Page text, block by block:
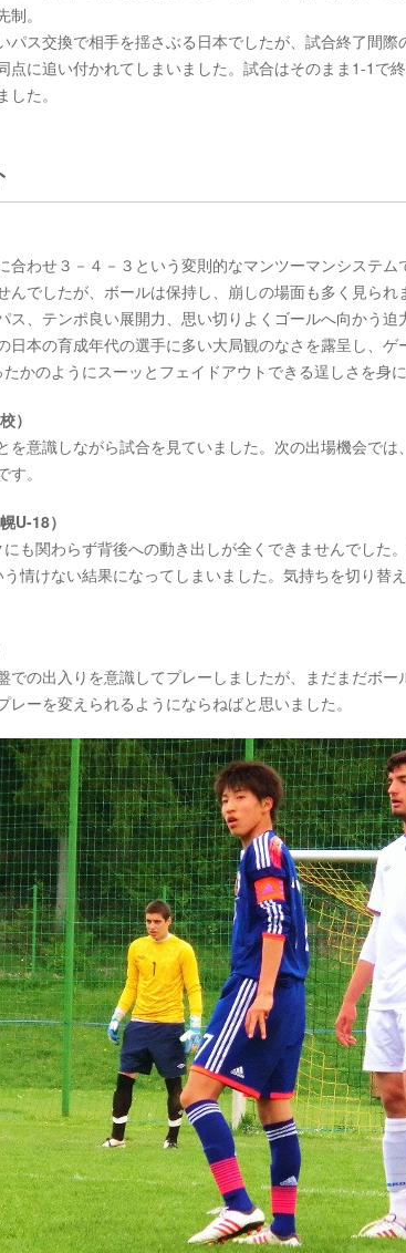
。
パス交換で相手を揺さぶる日本でしたが、試合終了間
点に追い付かれてしまいました。試合はそのまま1-1で
た。
合わせ３－４－３という変則的なマンツーマンシステ
んでしたが、ボールは保持し、崩しの場面も多く見ら
ス、テンポ良い展開力、思い切りよくゴールへ向かう
日本の育成年代の選手に多い大局観のなさを露呈し、
かのようにスーッとフェイドアウトできる逞しさを身
）
を意識しながら試合を見ていました。次の出場機会で
。
U-18）
も関わらず背後への動き出しが全くできませんでした
情けない結果になってしまいました。気持ちを切り替
での出入りを意識してプレーしましたが、まだまだボ
ーを変えられるようにならねばと思いました。